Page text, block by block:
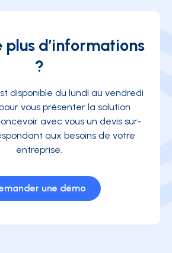
plus d’informations
?
disponible du lundi au vendredi
vous présenter la solution
avec vous un devis sur-
aux besoins de votre
entreprise.
une démo